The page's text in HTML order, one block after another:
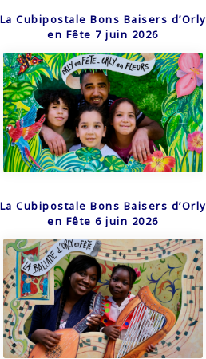
La Cubipostale Bons Baisers d’Orly
en Fête 7 juin 2026
La Cubipostale Bons Baisers d’Orly
en Fête 6 juin 2026